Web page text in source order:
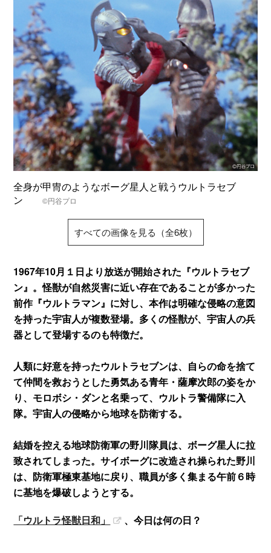
全身が甲冑のようなボーグ星人と戦うウルトラセブ
ン©円谷プロ
すべての画像を見る（全6枚）
1967年10月１日より放送が開始された『ウルトラセブ
ン』。怪獣が自然災害に近い存在であることが多かった
前作『ウルトラマン』に対し、本作は明確な侵略の意図
を持った宇宙人が複数登場。多くの怪獣が、宇宙人の兵
器として登場するのも特徴だ。
人類に好意を持ったウルトラセブンは、自らの命を捨て
て仲間を救おうとした勇気ある青年・薩摩次郎の姿をか
り、モロボシ・ダンと名乗って、ウルトラ警備隊に入
隊。宇宙人の侵略から地球を防衛する。
結婚を控える地球防衛軍の野川隊員は、ボーグ星人に拉
致されてしまった。サイボーグに改造され操られた野川
は、防衛軍極東基地に戻り、職員が多く集まる午前６時
に基地を爆破しようとする。
「ウルトラ怪獣日和」
、今日は何の日？